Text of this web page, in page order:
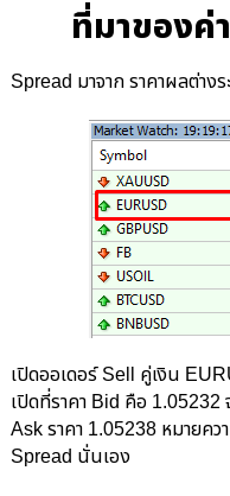
ที่มาของค่
Spread มาจาก ราคาผลต่าง
เปิดออเดอร์ Sell คู่เงิน
เปิดที่ราคา Bid คือ
Ask ราคา 1.05238 หมายค
Spread นั่นเอง